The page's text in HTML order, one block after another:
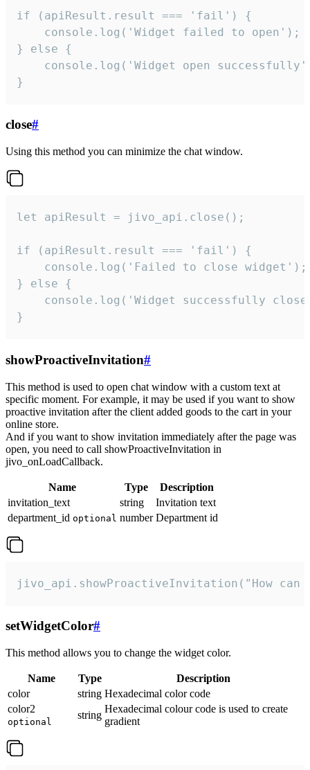
if (apiResult.result === 'fail') {
    console.log('Widget failed to open');
} else {
console.log('Widget open
}
close#
Using this method you can minimize the chat window.
let apiResult = jivo_api.close();
if (apiResult.result === 'fail') {
    console.log('Failed to close widget');
} else {
console.log('Widget successfully
}
showProactiveInvitation#
This method is used to open chat window with a custom text at
specific moment. For example, it may be used if you want to show
proactive invitation after the client added goods to the cart in your
online store.
And if you want to show invitation immediately after the page was
open, you need to call showProactiveInvitation in
jivo_onLoadCallback.
Name Type
Description
invitation_text
string
Invitation text
department_id optional number Department id
jivo_api.showProactiveInvitation("How
setWidgetColor#
This method allows you to change the widget color.
Name Type
Description
color
string Hexadecimal color code
color2
optional
string
Hexadecimal colour code is used to create
gradient